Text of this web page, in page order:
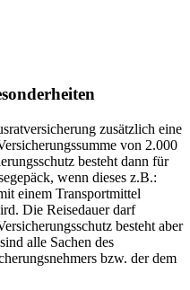
zusätzlich eine
von 2.000
besteht dann für
wenn dieses z.B.:
einem Transportmittel
Die Reisedauer darf
besteht aber
alle Sachen des
bzw. der dem